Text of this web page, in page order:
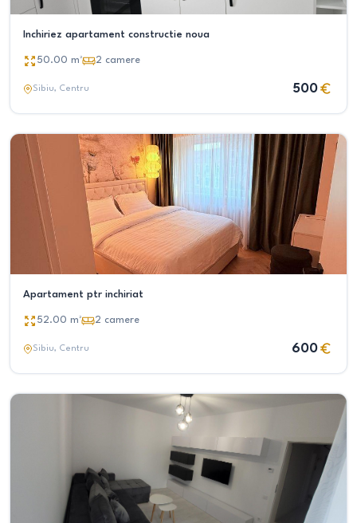
Inchiriez apartament constructie noua
50.00 m² 2 camere
Sibiu, Centru 500
Apartament ptr inchiriat
52.00 m² 2 camere
Sibiu, Centru 600